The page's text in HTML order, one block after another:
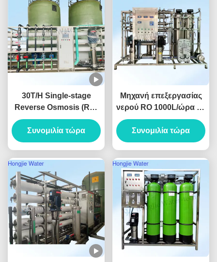
30T/H Single-stage
Reverse Osmosis (RO)
Pure Water System For
The Lithium Battery
Industry
Συνομιλία τώρα
Μηχανή επεξεργασίας
νερού RO 1000L/ώρα με
αγωγιμότητα < 10μs/cm
και εγγύηση δύο ετών
για εξοπλισμό καθαρού
Συνομιλία τώρα